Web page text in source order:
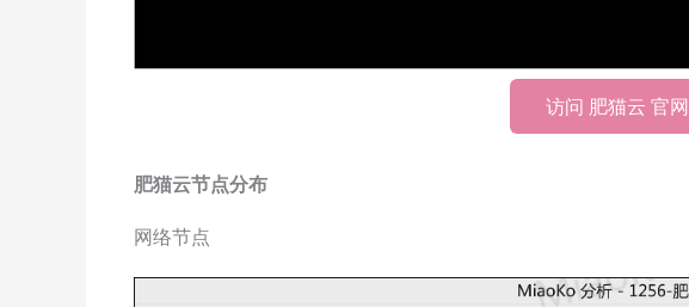
访问 肥猫云 官网
肥猫云节点分布
网络节点